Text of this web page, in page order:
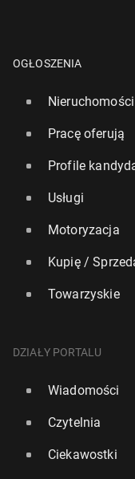
OGŁOSZENIA
Nieruchomości
Pracę oferują
Profile
Usługi
Motoryzacja
Kupię /
Towarzyskie
DZIAŁY PORTALU
Wiadomości
Czytelnia
Ciekawostki